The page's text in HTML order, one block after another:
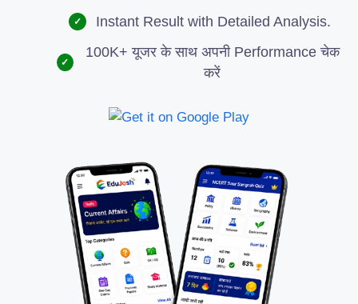
✓ Instant Result with Detailed Analysis.
✓
100K+ यूजर के साथ अपनी Performance चेक
करें